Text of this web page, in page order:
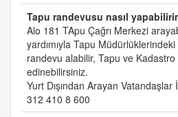
Tapu randevusu nasıl
Alo 181 TApu Çağrı Merkezi
yardımıyla Tapu
randevu alabilir, Tapu ve
edinebilirsiniz.
Yurt Dışından Arayan
312 410 8 600